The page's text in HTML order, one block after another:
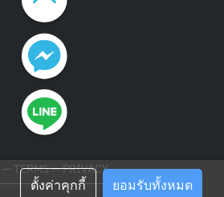
— TERMS—PRIVACY
ตั้งค่าคุกกี้ ยอมรับทั้งหมด